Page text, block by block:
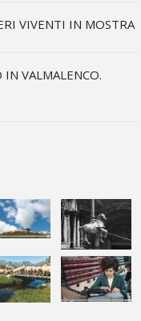
VIVENTI IN MOSTRA
VALMALENCO.